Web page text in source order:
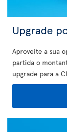
Upgrade
Aproveite a sua
partida o
upgrade para a